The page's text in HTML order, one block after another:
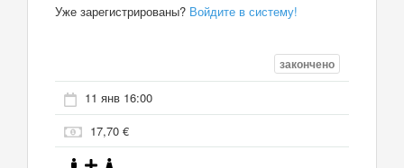
Уже зарегистрированы? Войдите в систему!
закончено
11 янв 16:00
17,70 €